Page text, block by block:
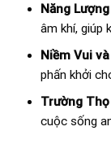
Năng
âm khí, giúp
Niềm Vui
phấn khởi
Trường
cuộc sống